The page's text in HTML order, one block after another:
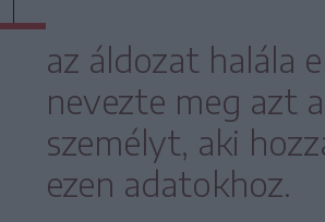
az áldozat halála
nevezte meg azt a
személyt, aki
ezen adatokhoz.